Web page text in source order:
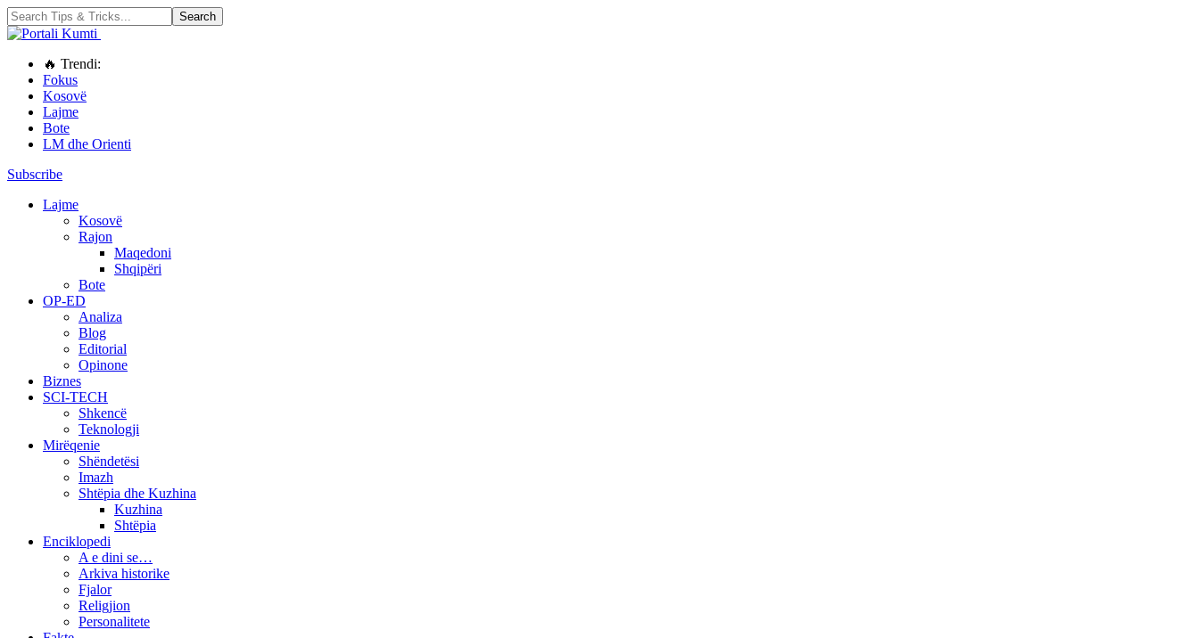
🔥 Trendi:
Fokus
Kosovë
Lajme
Bote
LM dhe Orienti
Subscribe
Lajme
Kosovë
Rajon
Maqedoni
Shqipëri
Bote
OP-ED
Analiza
Blog
Editorial
Opinone
Biznes
SCI-TECH
Shkencë
Teknologji
Mirëqenie
Shëndetësi
Imazh
Shtëpia dhe Kuzhina
Kuzhina
Shtëpia
Enciklopedi
A e dini se…
Arkiva historike
Fjalor
Religjion
Personalitete